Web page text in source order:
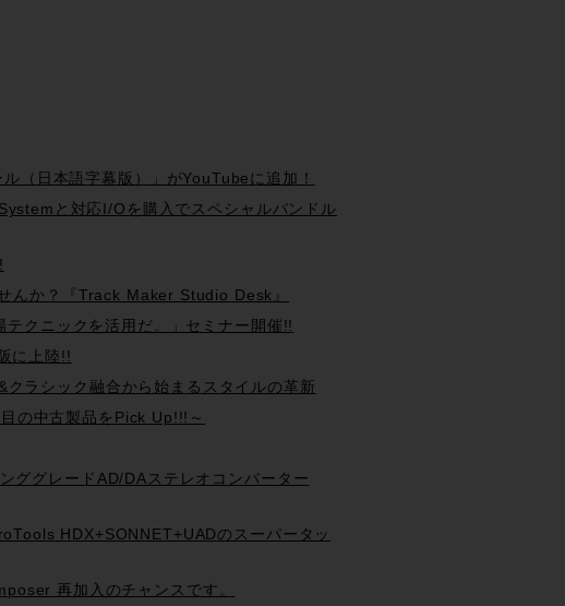
（日本語字幕版）」がYouTubeに追加！
と対応I/Oを購入でスペシャルバンドル
か？『Track Maker Studio Desk』
クニックを活用だ。」セミナー開催!!
に上陸!!
ラシック融合から始まるスタイルの革新
の中古製品をPick Up!!!～
グレードAD/DAステレオコンバーター
HDX+SONNET+UADのスーパータッ
再加入のチャンスです。